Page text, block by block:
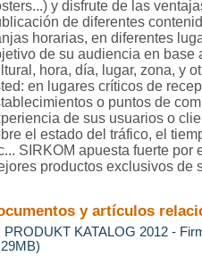
y disfrute de las
de diferentes
horarias, en diferentes
de su audiencia en base
hora, día, lugar, zona, y
en lugares críticos de
o puntos de
de sus usuarios o
el estado del tráfico, el
SIRKOM apuesta fuerte por
productos exclusivos de
y artículos
PRODUKT KATALOG 2012 -